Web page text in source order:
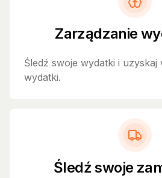
Zarządzanie
Śledź swoje wydatki i uzyskaj
wydatki.
Śledź swoje